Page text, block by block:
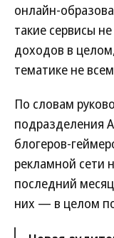
онлайн-
такие сервисы
доходов в
тематике не
По словам
подразделения
блогеров-
рекламной сети
последний
них — в целом